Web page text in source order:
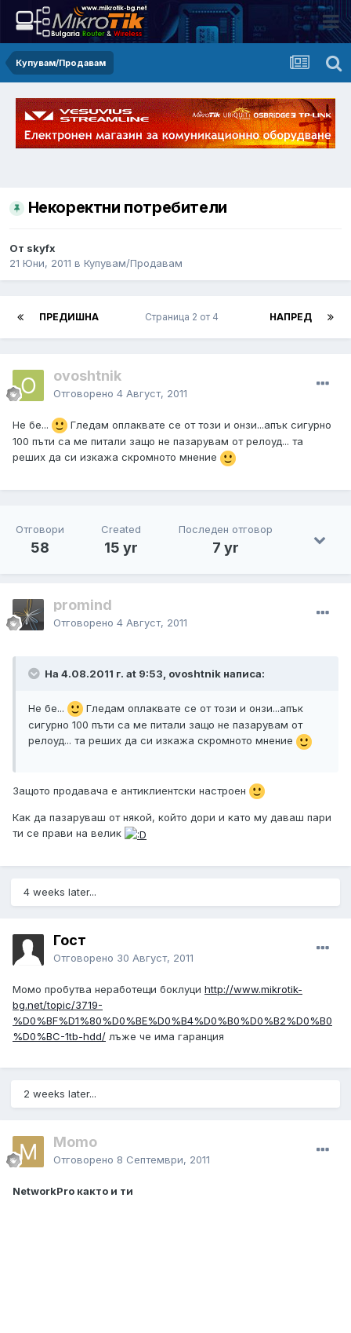
Купувам/Продавам
Некоректни потребители
От skyfx
21 Юни, 2011 в Купувам/Продавам
ПРЕДИШНА НАПРЕД
Страница 2 от 4
ovoshtnik
Отговорено 4 Август, 2011
Не бе...
Гледам оплаквате се от този и онзи...апък сигурно
100 пъти са ме питали защо не пазарувам от релоуд... та
реших да си изкажа скромното мнение
Отговори
58
Created
15 yr
Последен отговор
7 yr
promind
Отговорено 4 Август, 2011
На 4.08.2011 г. at 9:53, ovoshtnik написа:
Не бе...
Гледам оплаквате се от този и онзи...апък
сигурно 100 пъти са ме питали защо не пазарувам от
релоуд... та реших да си изкажа скромното мнение
Защото продавача е антиклиентски настроен
Как да пазаруваш от някой, който дори и като му даваш пари
ти се прави на велик
4 weeks later...
Гост
Отговорено 30 Август, 2011
Момо пробутва неработещи боклуци http://www.mikrotik-
bg.net/topic/3719-
%D0%BF%D1%80%D0%BE%D0%B4%D0%B0%D0%B2%D0%B0
%D0%BC-1tb-hdd/ лъже че има гаранция
2 weeks later...
Momo
Отговорено 8 Септември, 2011
NetworkPro както и ти